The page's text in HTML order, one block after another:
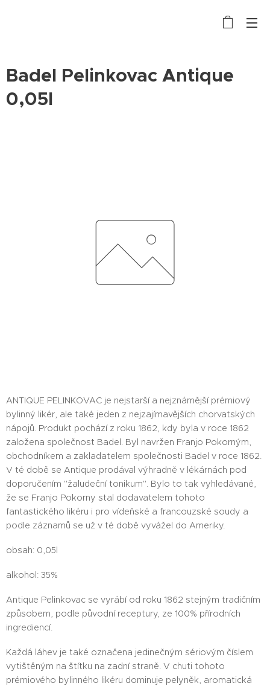
Badel Pelinkovac Antique
0,05l
ANTIQUE PELINKOVAC je nejstarší a nejznámější prémiový
bylinný likér, ale také jeden z nejzajímavějších chorvatských
nápojů. Produkt pochází z roku 1862, kdy byla v roce 1862
založena společnost Badel. Byl navržen Franjo Pokorným,
obchodníkem a zakladatelem společnosti Badel v roce 1862.
V té době se Antique prodával výhradně v lékárnách pod
doporučením "žaludeční tonikum". Bylo to tak vyhledávané,
že se Franjo Pokorny stal dodavatelem tohoto
fantastického likéru i pro vídeňské a francouzské soudy a
podle záznamů se už v té době vyvážel do Ameriky.
obsah: 0,05l
alkohol: 35%
Antique Pelinkovac se vyrábí od roku 1862 stejným tradičním
způsobem, podle původní receptury, ze 100% přírodních
ingrediencí.
Každá láhev je také označena jedinečným sériovým číslem
vytištěným na štítku na zadní straně. V chuti tohoto
prémiového bylinného likéru dominuje pelyněk, aromatická